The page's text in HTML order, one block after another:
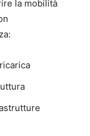
la mobilità